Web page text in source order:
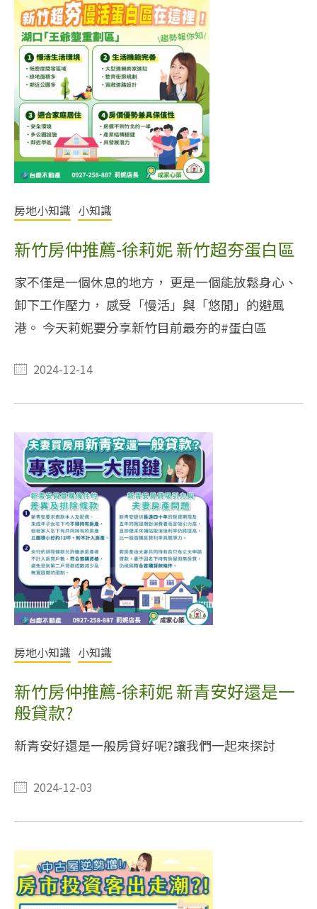
房地小知識 小知識
新竹房仲推薦-徐莉妮 新竹超夯蛋白區
家不僅是一個休息的地方， 更是一個能放鬆身心、
卸下工作壓力， 感受「慢活」與「悠閒」的避風
港。 今天莉妮要分享新竹目前最夯的#蛋白區
2024-12-14
房地小知識 小知識
新竹房仲推薦-徐莉妮 新青安好還是一
般貸款?
新青安好還是一般房貸好呢?讓我們一起來探討
2024-12-03